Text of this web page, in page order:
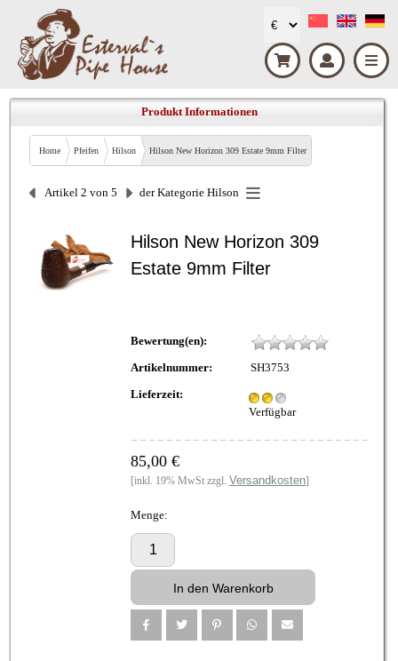
Produkt Informationen
Home Pfeifen Hilson Hilson New Horizon 309 Estate 9mm Filter
Artikel 2 von 5 der Kategorie Hilson
Hilson New Horizon 309
Estate 9mm Filter
Bewertung(en):
Artikelnummer:
SH3753
Lieferzeit:
Verfügbar
85,00 €
[inkl. 19% MwSt zzgl. Versandkosten]
Menge: